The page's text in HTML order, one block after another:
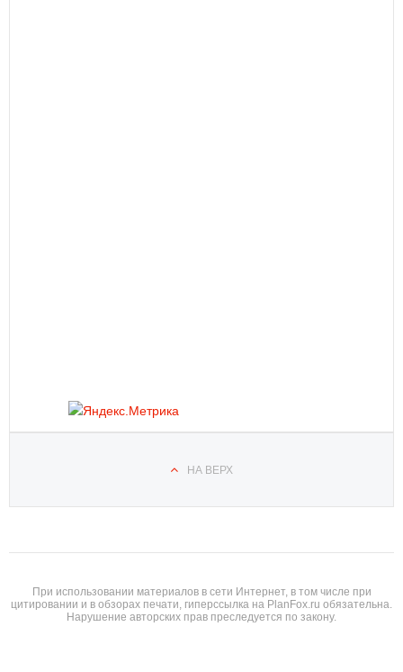
НА ВЕРХ
При использовании материалов в сети Интернет, в том числе при
цитировании и в обзорах печати, гиперссылка на PlanFox.ru обязательна.
Нарушение авторских прав преследуется по закону.